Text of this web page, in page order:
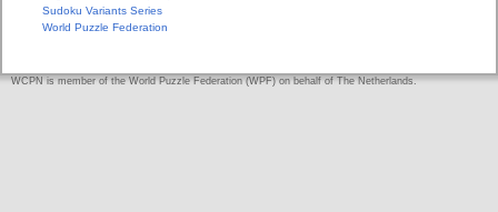
Sudoku Variants Series
World Puzzle Federation
WCPN is member of the World Puzzle Federation (WPF) on behalf of The Netherlands.